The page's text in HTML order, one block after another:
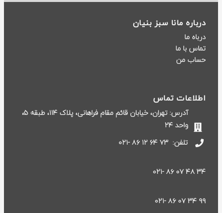
درباره مانا سبز بنیان
درباه ما
تماس با ما
حساب من
اطلاعات تماس
آدرس: تهران، خیابان قائم مقام فراهانی، پلاک ۱۱۴، طبقه ۵،
واحد ۲۴
تلفن:۷۳ ۶۴ ۱۲ ۸۶ -۰۲۱
۳۴ ۴۸ ۰۷ ۸۶ -۰۲۱
۹۹ ۳۴ ۰۷ ۸۶ -۰۲۱